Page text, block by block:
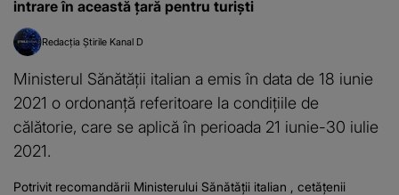
intrare în această țară pentru turiști
Redacția Știrile Kanal D
Ministerul Sănătății italian a emis în data de 18 iunie
2021 o ordonanță referitoare la condițiile de
călătorie, care se aplică în perioada 21 iunie-30 iulie
2021.
Potrivit recomandării Ministerului Sănătății italian , cetățenii